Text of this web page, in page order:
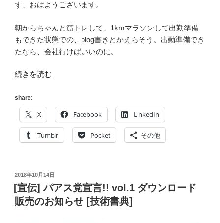
す、おはようございます。
朝からちゃんと筋トレして、1kmマラソンして出勤準備
もできた状態での、blog書きとかえらそう。出勤準備でき
たなら、会社行けばいいのに。
“[技
書
典]
技
書
開
催
決
続きを読む
share:
X Facebook LinkedIn
Tumblr Pocket その他
投
稿
日:
2018年10月14日
[宣伝] パアス党宣言!! vol.1 ダウンロード
販売のお知らせ [技術書典]